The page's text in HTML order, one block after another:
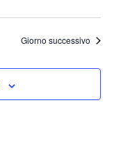
Giorno successivo